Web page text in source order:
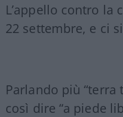
L’appello contro la
22 settembre, e ci
Parlando più
così dire “a piede